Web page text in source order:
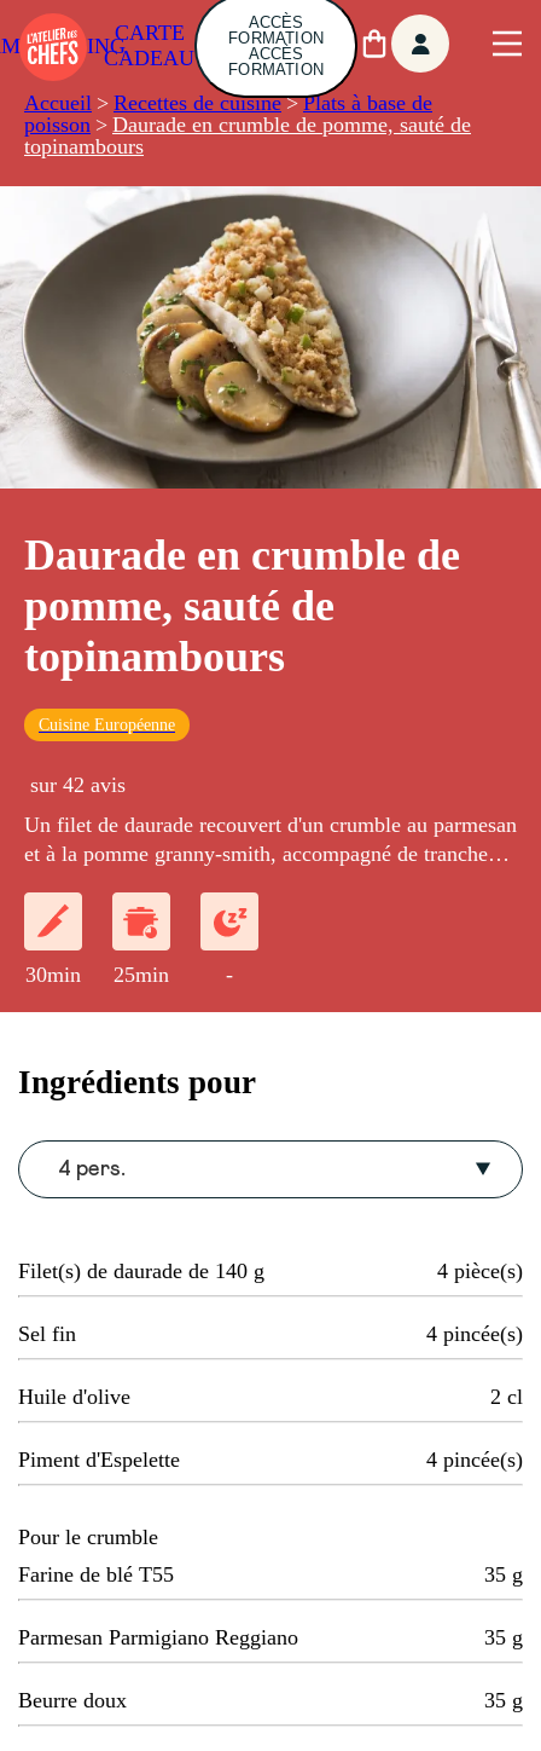
CARTE
CADEAU
ACCÈS
FORMATION
ACCÈS
FORMATION
Accueil > Recettes de cuisine > Plats à base de
poisson > Daurade en crumble de pomme, sauté de
topinambours
Daurade en crumble de
pomme, sauté de
topinambours
Cuisine Européenne
sur 42 avis
Un filet de daurade recouvert d'un crumble au parmesan
et à la pomme granny-smith, accompagné de tranches
30min 25min -
Ingrédients pour
4 pers.
Filet(s) de daurade de 140 g 4 pièce(s)
Sel fin 4 pincée(s)
Huile d'olive 2 cl
Piment d'Espelette 4 pincée(s)
Pour le crumble
Farine de blé T55
35 g
Parmesan Parmigiano Reggiano 35 g
Beurre doux 35 g